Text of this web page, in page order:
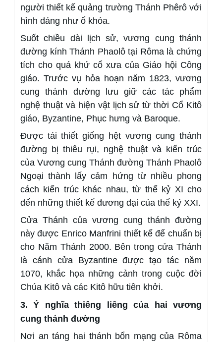
người thiết kế quảng trường Thánh Phêrô với
hình dáng như ổ khóa.
Suốt chiều dài lịch sử, vương cung thánh
đường kính Thánh Phaolô tại Rôma là chứng
tích cho quá khứ cổ xưa của Giáo hội Công
giáo. Trước vụ hỏa hoạn năm 1823, vương
cung thánh đường lưu giữ các tác phẩm
nghệ thuật và hiện vật lịch sử từ thời Cổ Kitô
giáo, Byzantine, Phục hưng và Baroque.
Được tái thiết giống hệt vương cung thánh
đường bị thiêu rụi, nghệ thuật và kiến trúc
của Vương cung Thánh đường Thánh Phaolô
Ngoại thành lấy cảm hứng từ nhiều phong
cách kiến trúc khác nhau, từ thế kỷ XI cho
đến những thiết kế đương đại của thế kỷ XXI.
Cửa Thánh của vương cung thánh đường
này được Enrico Manfrini thiết kế để chuẩn bị
cho Năm Thánh 2000. Bên trong cửa Thánh
là cánh cửa Byzantine được tạo tác năm
1070, khắc họa những cảnh trong cuộc đời
Chúa Kitô và các Kitô hữu tiên khởi.
3. Ý nghĩa thiêng liêng của hai vương
cung thánh đường
Nơi an táng hai thánh bổn mạng của Rôma